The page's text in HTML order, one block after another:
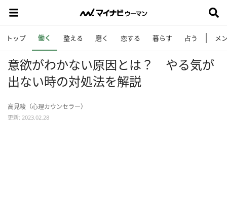
トップ 働く 整える 磨く 恋する 暮らす 占う メ
意欲がわかない原因とは？ やる気が
出ない時の対処法を解説
高見綾（心理カウンセラー）
更新: 2023.02.28